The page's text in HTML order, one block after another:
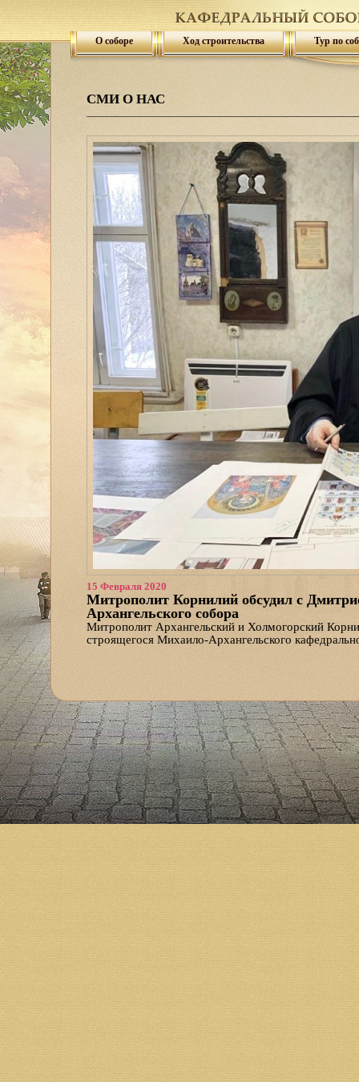
О соборе Ход строительства Тур по
СМИ О НАС
15 Февраля 2020
Митрополит Корнилий обсудил с
Архангельского собора
Митрополит Архангельский и Холмогорский
строящегося Михаило-Архангельского
интерьеров первого этажа главного храма
иконы, — рассказал Дмитрий Яскорский. — Кроме
располагаться на фасадах собора».
Как мы сообщали ранее, деревянный пятиярусный
традиционном для Русского Севера стиле, с
святых напишут в академическом стиле.
Напомним, подготовка к строительству Михаило-
по благословению Святейшего Патриарха
Холмогорский Тихон освятил закладной камень в
началось активное возведение стен. Тогда же по